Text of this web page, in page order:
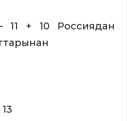
+ 10 Россиядан